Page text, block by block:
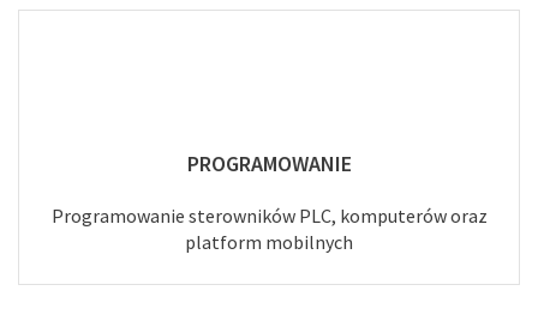
PROGRAMOWANIE
Programowanie sterowników PLC, komputerów oraz
platform mobilnych